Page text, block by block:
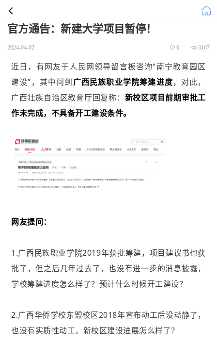
官方通告：新建大学项目暂停！
2024-04-02 0 3167
近日，有网友于人民网领导留言板咨询“南宁教育园区
建设”，其中问到广西民族职业学院筹建进度， 对此，
广西壮族自治区教育厅回复称： 新校区项目前期审批工
作未完成，不具备开工建设条件。
网友提问：
1.广西民族职业学院2019年获批筹建，项目建议书也获
批了，但之后几年过去了，也没有进一步的消息披露，
学校筹建进度怎么样了？预计什么时候开工建设？
2.广西华侨学校东盟校区2018年宣布动工后没动静了，
也没有实质性动工，新校区建设进展怎么样了？